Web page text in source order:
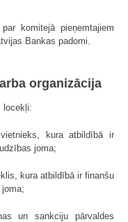
komitejā pieņemtajiem
Bankas padomi.
organizācija
locekļi:
kura atbildībā ir
joma;
kura atbildībā ir finanšu
un sankciju pārvaldes